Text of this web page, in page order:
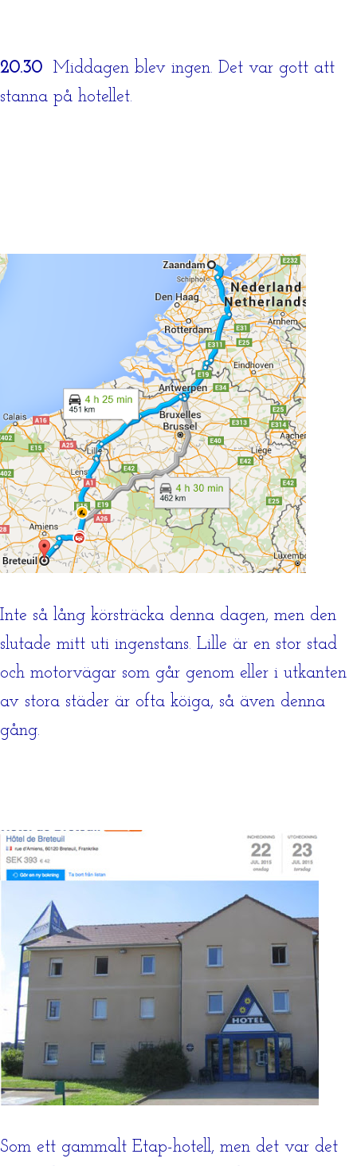
20.30 Middagen blev ingen. Det var gott att
stanna på hotellet.
Inte så lång körsträcka denna dagen, men den
slutade mitt uti ingenstans. Lille är en stor stad
och motorvägar som går genom eller i utkanten
av stora städer är ofta köiga, så även denna
gång.
Som ett gammalt Etap-hotell, men det var det